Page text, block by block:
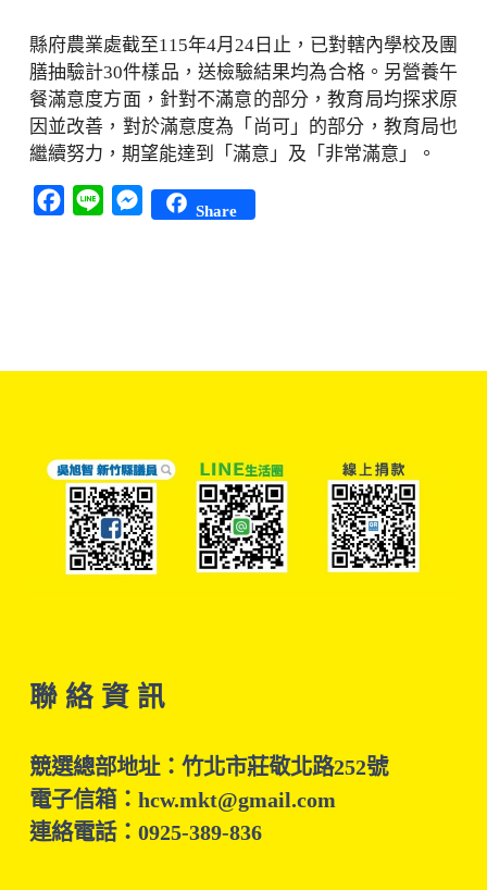
縣府農業處截至115年4月24日止，已對轄內學校及團
膳抽驗計30件樣品，送檢驗結果均為合格。另營養午
餐滿意度方面，針對不滿意的部分，教育局均探求原
因並改善，對於滿意度為「尚可」的部分，教育局也
繼續努力，期望能達到「滿意」及「非常滿意」。
Facebook
Line Messenger
Share
聯 絡 資 訊
競選總部地址：竹北市莊敬北路252號
電子信箱：hcw.mkt@gmail.com
連絡電話：0925-389-836